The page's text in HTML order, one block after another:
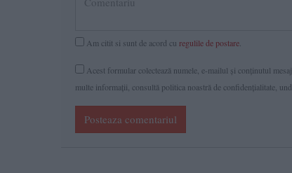
Am citit si sunt de acord cu regulile de postare
Acest formular colectează numele, e-mailul şi conținutul
multe informaţii, consultă politica noastră de confidenţialitate,
Posteaza comentariul